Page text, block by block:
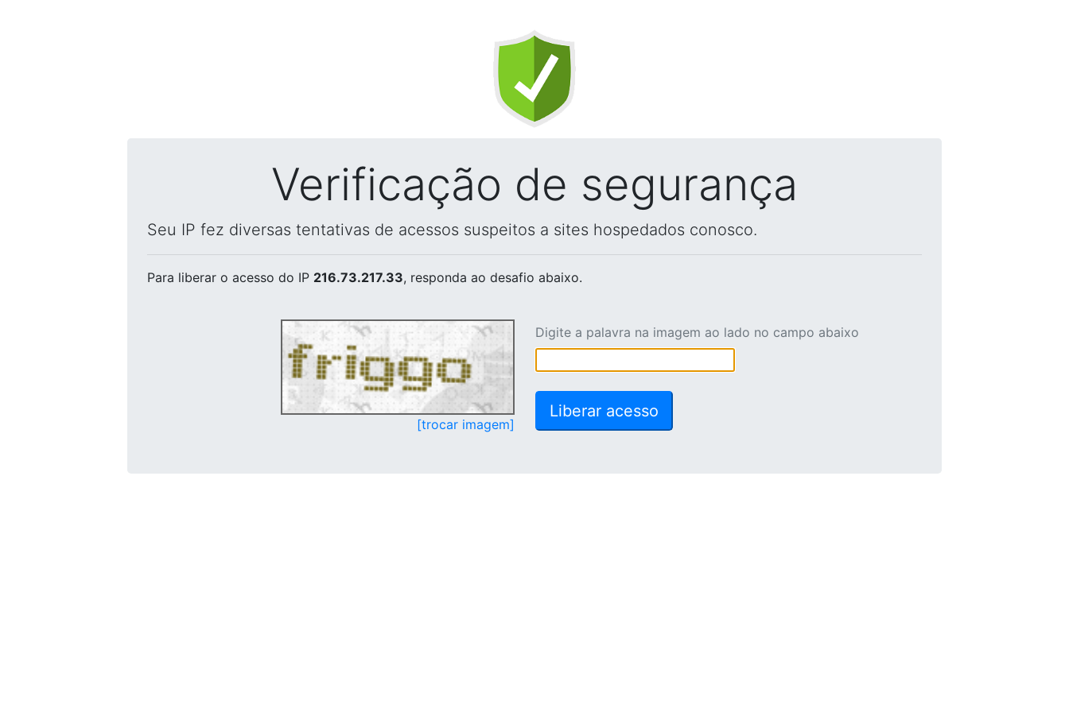
Verificação de segurança
Seu IP fez diversas tentativas de acessos suspeitos a sites hospedados conosco.
Para liberar o acesso do IP 216.73.217.33, responda ao desafio abaixo.
[trocar imagem]
Digite a palavra na imagem ao lado no campo abaixo